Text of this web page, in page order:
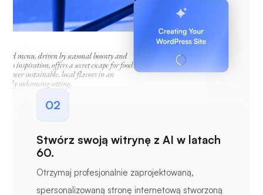
02
Stwórz swoją witrynę z AI w latach
60.
Otrzymaj profesjonalnie zaprojektowaną,
spersonalizowaną stronę internetową stworzoną